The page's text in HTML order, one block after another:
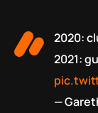
2020:
2021:
—